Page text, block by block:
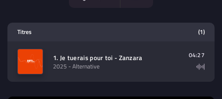
contenu à lire (audio/video)
Titres (1)
1. Je tuerais pour toi - Zanzara
2025 - Alternative
04:27